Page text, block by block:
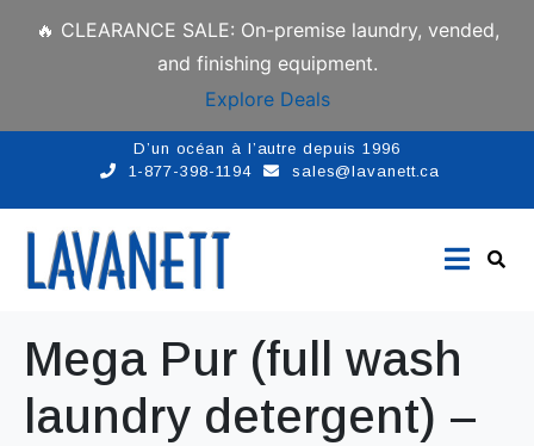
🔥 CLEARANCE SALE: On-premise laundry, vended,
and finishing equipment.
Explore Deals
D’un océan à l’autre depuis 1996
1-877-398-1194
sales@lavanett.ca
Mega Pur (full wash
laundry detergent) –